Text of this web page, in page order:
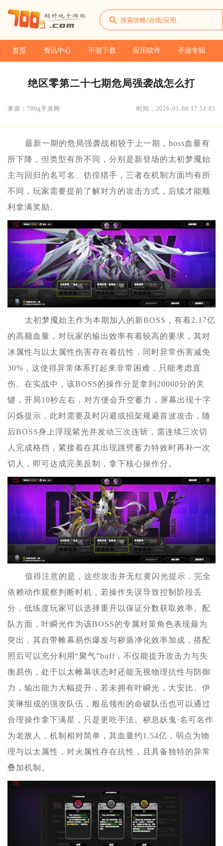
首页 资讯中心 手游下载 应用软件 手游专辑
绝区零第二十七期危局强袭战怎么打
来源：700g手游网 时间：2026-01-08 17:51:05
最新一期的危局强袭战相较于上一期，boss血量有
所下降，但类型有所不同，分别是新登场的太初梦魇始
主与回归的名可名、彷徨猎手，三者在机制方面均有所
不同，玩家需要提前了解对方的攻击方式，后续才能顺
利拿满奖励。
太初梦魇始主作为本期加入的新BOSS，有着2.17亿
的高额血量，对玩家的输出效率有着较高的要求，其对
冰属性与以太属性伤害存在着抗性，同时异常伤害减免
30%，这使得异常体系打起来非常困难，只能考虑直
伤。在实战中，该BOSS的操作分是拿到20000分的关
键，开局10秒左右，对方便会升空蓄力，屏幕出现十字
闪烁提示，此时需要及时闪避或招架规避首波攻击，随
后BOSS身上浮现紫光并发动三次连斩，需连续三次切
人完成格挡，紧接着在其出现跳劈蓄力特效时再补一次
切人，即可达成完美反制，拿下核心操作分。
值得注意的是，这些攻击并无红黄闪光提示，完全
依赖动作观察判断时机，若操作失误导致控制阶段丢
分，低练度玩家可以选择重开以保证分数获取效率。配
队方面，叶瞬光作为该BOSS的专属对策角色表现最为
突出，其自带帷幕易伤爆发与秽盾净化效率加成，搭配
照后可以充分利用“聚气”buff，不仅能提升攻击力与失
衡易伤，处于以太帷幕状态时还能无视物理抗性与防御
力，输出能力大幅提升，若未拥有叶瞬光，大安比、伊
芙琳组成的强攻队伍，般岳领衔的命破队伍也可以通过
合理操作拿下满星，只是更吃手法。秽息妖鬼·名可名作
为老敌人，机制相对简单，其血量约1.54亿，弱点为物
理与以太属性，对火属性存在抗性，且具备独特的异常
叠加机制。